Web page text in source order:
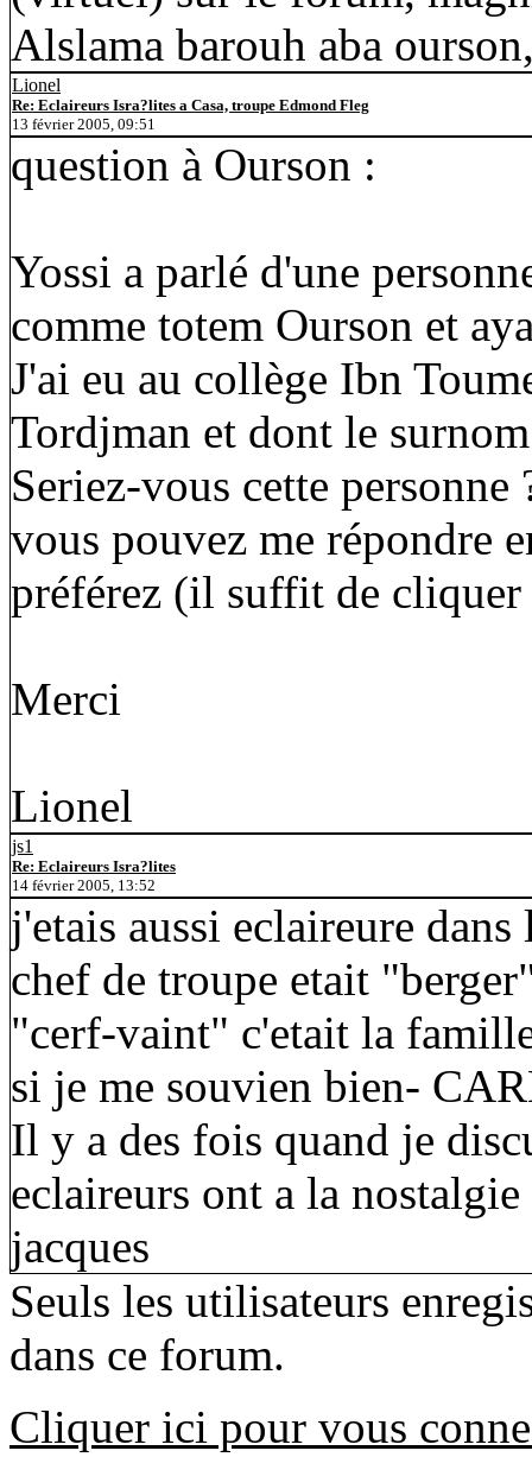
Alslama barouh aba
Lionel
Re: Eclaireurs Isra?lites a Casa, troupe Edmond Fleg
13 février 2005, 09:51
question à Ourson :
Yossi a parlé d'une
comme totem Ourson et
J'ai eu au collège Ibn
Tordjman et dont le
Seriez-vous cette personne
vous pouvez me répondre
préférez (il suffit de
Merci
Lionel
js1
Re: Eclaireurs Isra?lites
14 février 2005, 13:52
j'etais aussi eclaireure
chef de troupe etait
"cerf-vaint" c'etait la
si je me souvien bien-
Il y a des fois quand je
eclaireurs ont a la
jacques
Seuls les utilisateurs
dans ce forum.
Cliquer ici pour vous